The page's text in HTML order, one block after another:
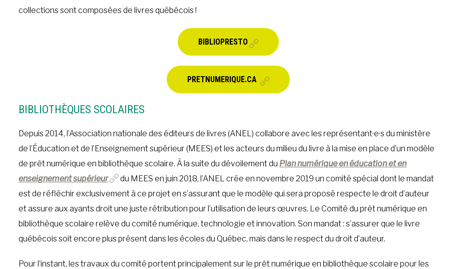
collections sont composées de livres québécois !
BIBLIOPRESTO
PRETNUMERIQUE.CA
BIBLIOTHÈQUES SCOLAIRES
Depuis 2014, l’Association nationale des éditeurs de livres (ANEL) collabore avec les représentant·e·s du ministère
de l’Éducation et de l’Enseignement supérieur (MEES) et les acteurs du milieu du livre à la mise en place d’un modèle
de prêt numérique en bibliothèque scolaire. À la suite du dévoilement du Plan numérique en éducation et en
enseignement supérieur
du MEES en juin 2018, l’ANEL crée en novembre 2019 un comité spécial dont le mandat
est de réfléchir exclusivement à ce projet en s’assurant que le modèle qui sera proposé respecte le droit d’auteur
et assure aux ayants droit une juste rétribution pour l’utilisation de leurs œuvres. Le Comité du prêt numérique en
bibliothèque scolaire relève du comité numérique, technologie et innovation. Son mandat : s’assurer que le livre
québécois soit encore plus présent dans les écoles du Québec, mais dans le respect du droit d’auteur.
Pour l’instant, les travaux du comité portent principalement sur le prêt numérique en bibliothèque scolaire pour les